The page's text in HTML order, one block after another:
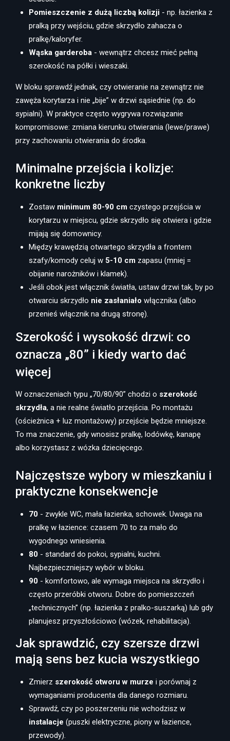
Pomieszczenie z dużą liczbą kolizji - np. łazienka z
pralką przy wejściu, gdzie skrzydło zahacza o
pralkę/kaloryfer.
Wąska garderoba - wewnątrz chcesz mieć pełną
szerokość na półki i wieszaki.
W bloku sprawdź jednak, czy otwieranie na zewnątrz nie
zawęża korytarza i nie „bije” w drzwi sąsiednie (np. do
sypialni). W praktyce często wygrywa rozwiązanie
kompromisowe: zmiana kierunku otwierania (lewe/prawe)
przy zachowaniu otwierania do środka.
Minimalne przejścia i kolizje:
konkretne liczby
Zostaw minimum 80-90 cm czystego przejścia w
korytarzu w miejscu, gdzie skrzydło się otwiera i gdzie
mijają się domownicy.
Między krawędzią otwartego skrzydła a frontem
szafy/komody celuj w 5-10 cm zapasu (mniej =
obijanie narożników i klamek).
Jeśli obok jest włącznik światła, ustaw drzwi tak, by po
otwarciu skrzydło nie zasłaniało włącznika (albo
przenieś włącznik na drugą stronę).
Szerokość i wysokość drzwi: co
oznacza „80” i kiedy warto dać
więcej
W oznaczeniach typu „70/80/90” chodzi o szerokość
skrzydła, a nie realne światło przejścia. Po montażu
(ościeżnica + luz montażowy) przejście będzie mniejsze.
To ma znaczenie, gdy wnosisz pralkę, lodówkę, kanapę
albo korzystasz z wózka dziecięcego.
Najczęstsze wybory w mieszkaniu i
praktyczne konsekwencje
70 - zwykle WC, mała łazienka, schowek. Uwaga na
pralkę w łazience: czasem 70 to za mało do
wygodnego wniesienia.
80 - standard do pokoi, sypialni, kuchni.
Najbezpieczniejszy wybór w bloku.
90 - komfortowo, ale wymaga miejsca na skrzydło i
często przeróbki otworu. Dobre do pomieszczeń
„technicznych” (np. łazienka z pralko-suszarką) lub gdy
planujesz przyszłościowo (wózek, rehabilitacja).
Jak sprawdzić, czy szersze drzwi
mają sens bez kucia wszystkiego
Zmierz szerokość otworu w murze i porównaj z
wymaganiami producenta dla danego rozmiaru.
Sprawdź, czy po poszerzeniu nie wchodzisz w
instalacje (puszki elektryczne, piony w łazience,
przewody).